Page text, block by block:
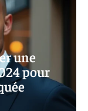
une
pour